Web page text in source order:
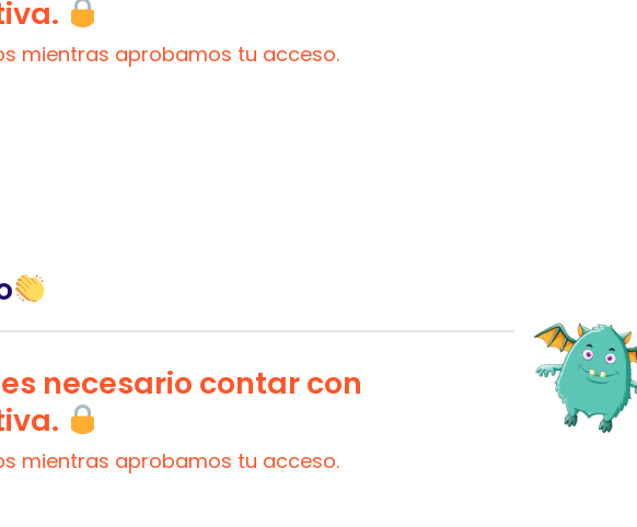
mientras aprobamos tu acceso.
necesario contar con
mientras aprobamos tu acceso.